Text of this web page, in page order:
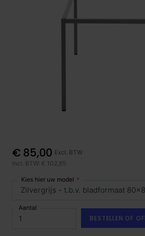
€ 85,00 Excl. BTW
Incl. BTW: € 102,85
Kies hier uw model
Aantal
BESTELLEN OF